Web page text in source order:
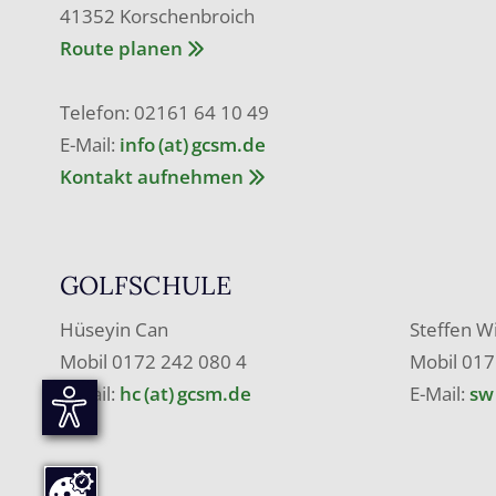
41352 Korschenbroich
Route planen
Telefon: 02161 64 10 49
E-Mail: info (at) gcsm.de
Kontakt aufnehmen
GOLFSCHULE
Hüseyin Can
Mobil 0172 242 080 4
E-Mail: hc (at) gcsm.de
Steffen
Mobil
E-Mail: